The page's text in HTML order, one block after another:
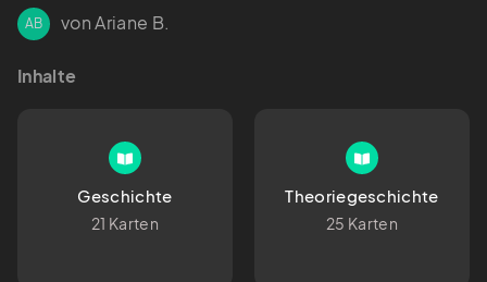
AB von Ariane B.
Inhalte
Geschichte
21 Karten
Theoriegeschichte
25 Karten